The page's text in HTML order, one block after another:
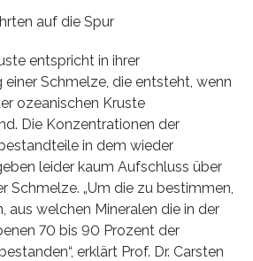
auf die Spur
entspricht in ihrer
Schmelze, die entsteht, wenn
ozeanischen Kruste
Die Konzentrationen der
in dem wieder
leider kaum Aufschluss über
Schmelze. „Um die zu bestimmen,
aus welchen Mineralen die in der
70 bis 90 Prozent der
erklärt Prof. Dr. Carsten